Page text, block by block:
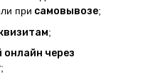
при самовывозе;
;
онлайн через
;